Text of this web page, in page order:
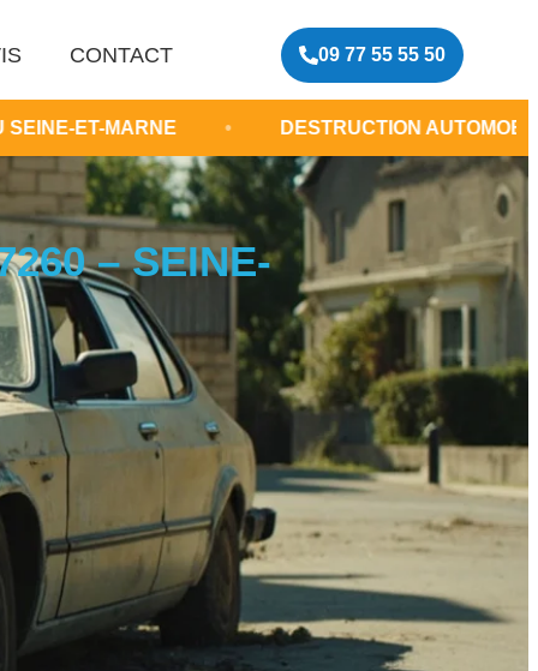
CONTACT 09 77 55 55 50
• DESTRUCTION AUTOMOBILE GRATUITE
– SEINE-